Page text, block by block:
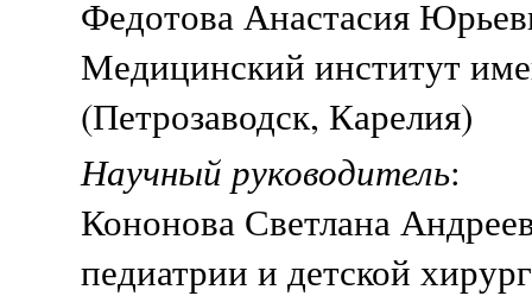
Федотова Анастасия
Медицинский институт
(Петрозаводск, Карелия)
Научный руководитель:
Кононова Светлана
педиатрии и детской